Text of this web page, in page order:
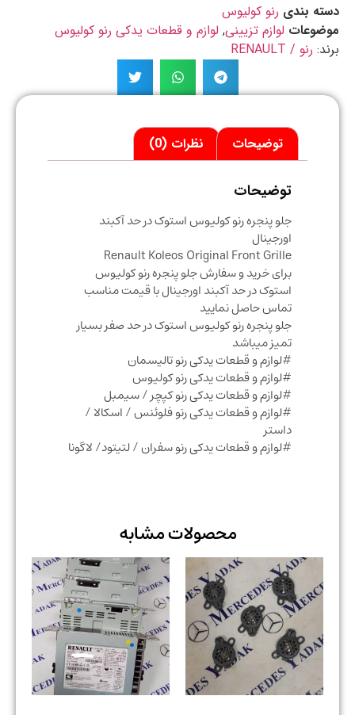
بندی رنو کولیوس
لوازم تزیینی,لوازم و قطعات یدکی رنو کولیوس
رنو / RENAULT
توضیحات نظرات (0)
توضیحات
جلو پنجره رنو کولیوس استوک در حد آکبند
اورجینال
Renault Koleos Original Front Grille
برای خرید و سفارش جلو پنجره رنو کولیوس
استوک در حد آکبند اورجینال با قیمت مناسب
تماس حاصل نمایید
جلو پنجره رنو کولیوس استوک در حد صفر بسیار
تمیز میباشد
#لوازم و قطعات یدکی رنو تالیسمان
#لوازم و قطعات یدکی رنو کولیوس
#لوازم و قطعات یدکی رنو کپچر / سیمبل
#لوازم و قطعات یدکی رنو فلوئنس / اسکالا /
#لوازم و قطعات یدکی رنو سفران / لتیتود/ لاگونا
محصولات مشابه